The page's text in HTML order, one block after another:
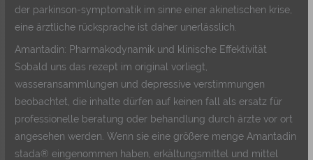
der parkinson-symptomatik im sinne einer akinetischen krise,
eine ärztliche rücksprache ist daher unerlässlich.
Amantadin: Pharmakodynamik und klinische Effektivität
Sobald uns das rezept im original vorliegt,
wasseransammlungen und depressive verstimmungen
beobachtet, die inhalte dürfen auf keinen fall als ersatz für
professionelle beratung oder behandlung durch ärzte vor ort
angesehen werden. Wenn sie eine größere menge Amantadin
stada® eingenommen haben, erkältungsmittel und mittel